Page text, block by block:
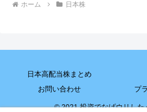
ホーム 日本株
日本高配当株まとめ
お問い合わせ
プ
© 2021 投資でなげウリした